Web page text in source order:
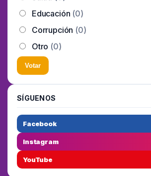
Educación (0)
Corrupción (0)
Otro (0)
Votar
SÍGUENOS
Facebook
Instagram
YouTube